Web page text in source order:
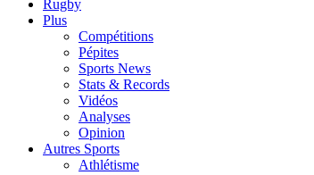
Rugby
Plus
Compétitions
Pépites
Sports News
Stats & Records
Vidéos
Analyses
Opinion
Autres Sports
Athlétisme